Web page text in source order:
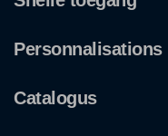
Personnalisations
Catalogus